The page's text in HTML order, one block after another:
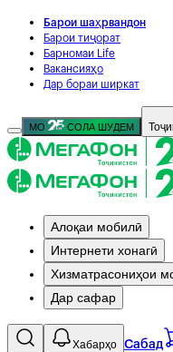
Барои шаҳрвандон
Барои тиҷорат
Барномаи Life
Вакансияҳо
Дар бораи ширкат
МО СОЛА ШУДЕМ
Алоқаи мобилӣ
Интернети хонагӣ
Хизматрасониҳои
Дар сафар
Хабарҳо Сабад